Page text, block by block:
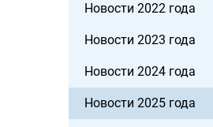
Новости 2022 года
Новости 2023 года
Новости 2024 года
Новости 2025 года